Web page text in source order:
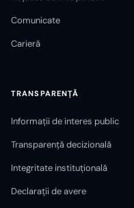
Comunicate
Carieră
TRANSPARENȚĂ
Informații de interes public
Transparență decizională
Integritate instituțională
Declarații de avere